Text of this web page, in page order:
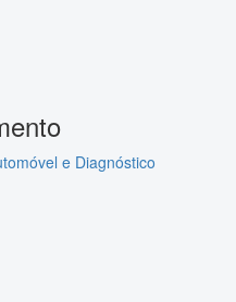
e Diagnóstico